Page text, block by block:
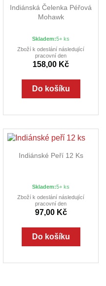
Indiánská Čelenka Péřová
Mohawk
Skladem:5+ ks
Zboží k odeslání následující
pracovní den
158,00 Kč
Do košíku
Indiánské Peří 12 Ks
Skladem:5+ ks
Zboží k odeslání následující
pracovní den
97,00 Kč
Do košíku